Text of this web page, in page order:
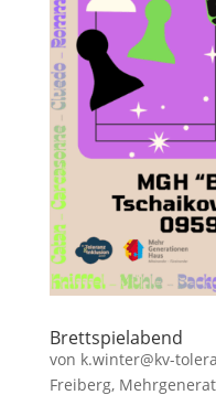
Brettspielabend
von k.winter@kv-
Freiberg,